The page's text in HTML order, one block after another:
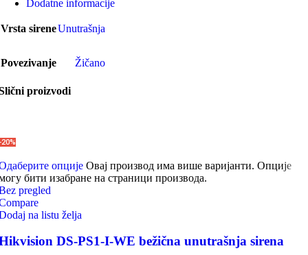
Dodatne informacije
Vrsta sireneUnutrašnja
Povezivanje Žičano
proizvodi
опције Овај производ има више варијанти. Опције
бити изабране на страници производа.
pregled
na listu želja
DS-PS1-I-WE bežična unutrašnja sirena